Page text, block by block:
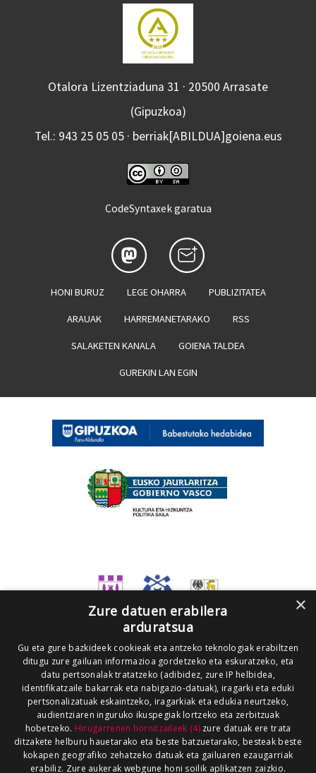
Otalora Lizentziaduna 31 · 20500 Arrasate
(Gipuzkoa)
Tel.: 943 25 05 05 · berriak[ABILDUA]goiena.eus
CodeSyntaxek garatua
HONI BURUZ LEGE OHARRA PUBLIZITATEA
ARAUAK HARREMANETARAKO RSS
SALAKETEN KANALA GOIENA TALDEA
GUREKIN LAN EGIN
×
Zure datuen erabilera
arduratsua
Gu eta gure bazkideek cookieak eta antzeko teknologiak erabiltzen
ditugu zure gailuan informazioa gordetzeko eta eskuratzeko, eta
datu pertsonalak tratatzeko (adibidez, zure IP helbidea,
identifikatzaile bakarrak eta nabigazio-datuak), iragarki eta eduki
pertsonalizatuak eskaintzeko, iragarkiak eta edukia neurtzeko,
audientziaren inguruko ikuspegiak lortzeko eta zerbitzuak
hobetzeko. Hirugarrenen hornitzaileek (4)zure datuak ere trata
ditzakete helburu hauetarako eta beste batzuetarako, besteak beste
kokapen geografiko zehatzeko datuak eta gailuaren ezaugarriak
erabiliz. Zure aukerak webgune honi soilik aplikatzen zaizkio.